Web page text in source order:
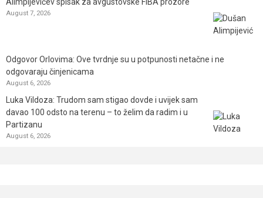
August 7, 2026
Odgovor Orlovima: ​Ove tvrdnje su u potpunosti netačne i ne
odgovaraju činjenicama
August 6, 2026
Luka Vildoza: Trudom sam stigao dovde i uvijek sam
davao 100 odsto na terenu – to želim da radim i u
Partizanu
August 6, 2026